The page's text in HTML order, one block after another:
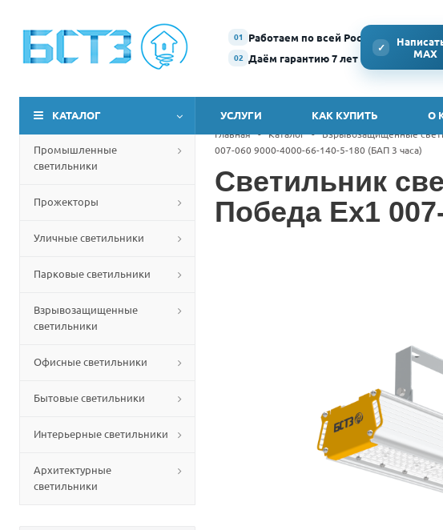
01 Работаем по всей России
02 Даём гарантию 7 лет
✓
MAX
КАТАЛОГ УСЛУГИ КАК КУПИТЬ О
Промышленные
светильники
Прожекторы
Уличные светильники
Парковые светильники
Взрывозащищенные
светильники
Офисные светильники
Бытовые светильники
Интерьерные светильники
Архитектурные
светильники
Главная - Каталог - Взрывозащищенные
007-060 9000-4000-66-140-5-180 (БАП 3 часа)
Светильник
Победа Ex1